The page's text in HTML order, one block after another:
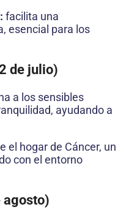
facilita una
esencial para los
de julio)
a los sensibles
ayudando a
el hogar de Cáncer, un
con el entorno
agosto)